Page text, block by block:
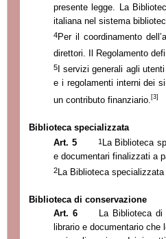
presente legge. La
italiana nel sistema
4Per il coordinamento
direttori. Il Regolamento
5
I servizi generali agli
e i regolamenti interni dei
un contributo finanziario. [3]
Biblioteca specializzata
Art. 5
1La Biblioteca
e documentari finalizzati a
2 La Biblioteca
Biblioteca di conservazione
Art. 6
La Bibliotecadi
librario e documentario